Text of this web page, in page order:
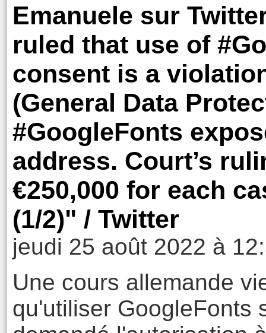
Emanuele sur
ruled that use of
consent is a
(General Data
#GoogleFonts
address. Court’s
€250,000 for each
(1/2)" / Twitter
jeudi 25 août 2022 à
Une cours allemande
qu'utiliser GoogleFonts